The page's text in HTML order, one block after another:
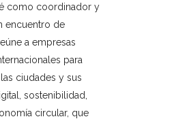
como coordinador y
encuentro de
a empresas
para
ciudades y sus
sostenibilidad,
circular, que